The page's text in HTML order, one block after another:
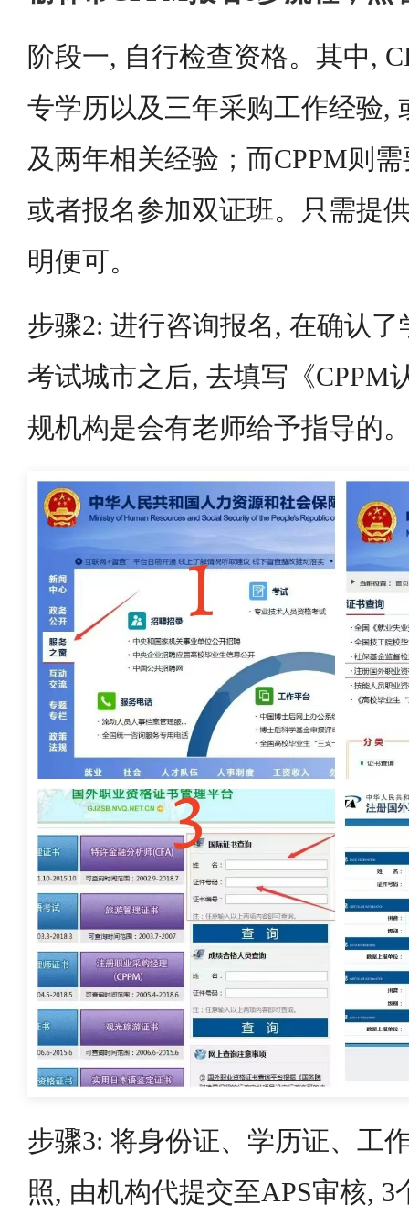
阶段一, 自行检查资格。其中,
专学历以及三年采购工作经验,
及两年相关经验；而CPPM则
或者报名参加双证班。只需提
明便可。
步骤2: 进行咨询报名, 在确认
考试城市之后, 去填写《CPPM
规机构是会有老师给予指导的
步骤3: 将身份证、学历证、工
照, 由机构代提交至APS审核, 3